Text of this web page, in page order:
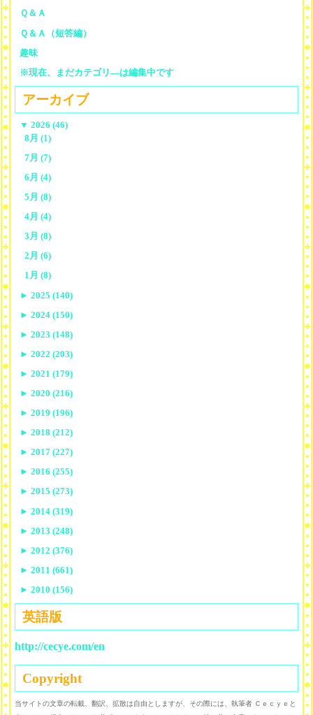
Ｑ＆Ａ
Ｑ＆Ａ（短答編）
趣味
※現在、まだカテゴリ—は編集中です
アーカイブ
▼ 2026 (46)
8月 (1)
7月 (7)
6月 (4)
5月 (8)
4月 (4)
3月 (8)
2月 (6)
1月 (8)
► 2025 (140)
► 2024 (150)
► 2023 (148)
► 2022 (203)
► 2021 (179)
► 2020 (216)
► 2019 (196)
► 2018 (212)
► 2017 (227)
► 2016 (255)
► 2015 (273)
► 2014 (319)
► 2013 (248)
► 2012 (376)
► 2011 (661)
► 2010 (156)
英語版
http://cecye.com/en
Copyright
当サイトの文章の転載、翻訳、拡散は自由としますが、その際には、執筆者 Ｃｅｃｙｅと